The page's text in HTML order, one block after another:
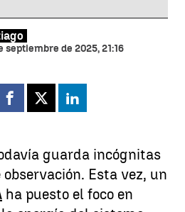
septiembre de 2025, 21:16
Facebook
X Linkedin
guarda incógnitas
observación. Esta vez, un
ha puesto el foco en